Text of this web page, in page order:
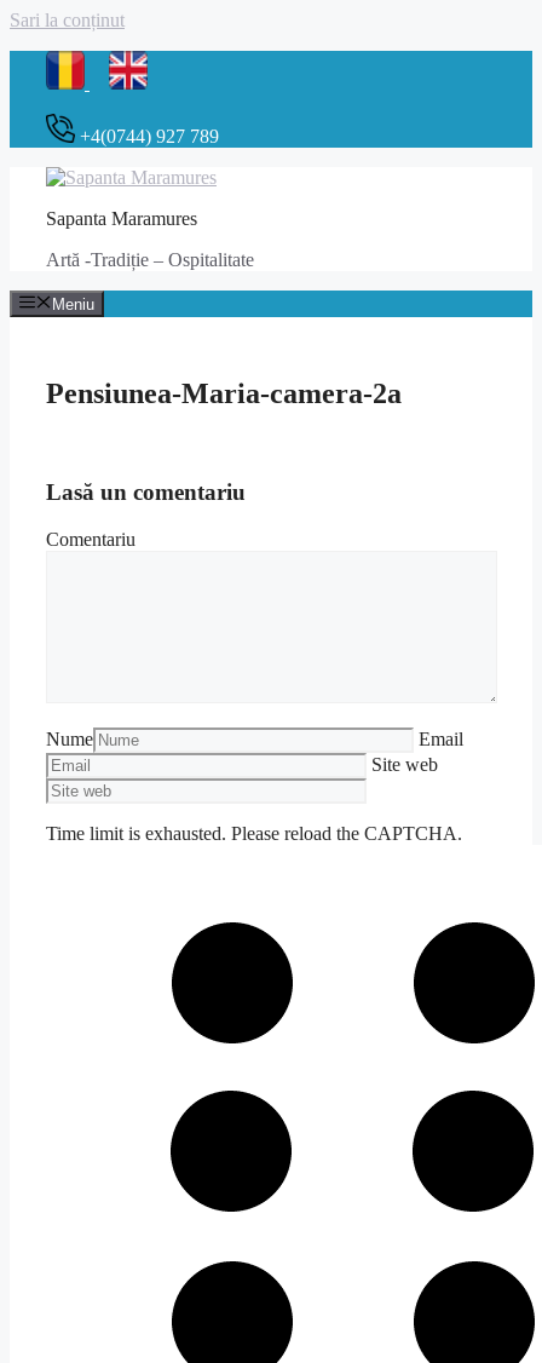
Sari la conținut
+4(0744) 927 789
Sapanta Maramures
Artă -Tradiție – Ospitalitate
Meniu
Pensiunea-Maria-camera-2a
Lasă un comentariu
Comentariu
Nume
Email
Site web
Time limit is exhausted. Please reload the CAPTCHA.